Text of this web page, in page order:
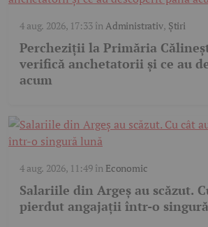
4 aug. 2026, 17:33înAdministrativ, Știri
Percheziții la Primăria
verifică anchetatorii și ce au
acum
4 aug. 2026, 11:49în Economic
Salariile din Argeș au scăzut.
pierdut angajații într-o